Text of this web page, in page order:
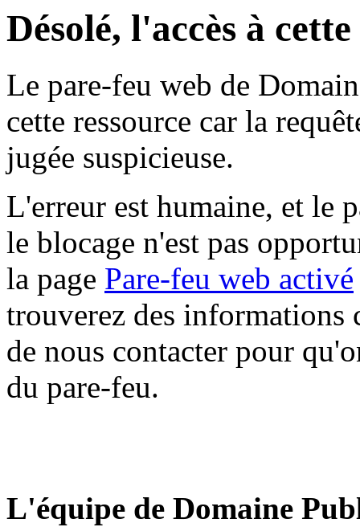
Désolé, l'accès à
Le pare-feu web de
cette ressource car la
jugée suspicieuse.
L'erreur est humaine, et le
le blocage n'est pas
la page Pare-feu web activé
trouverez des informations
de nous contacter pour
du pare-feu.
L'équipe de Domaine